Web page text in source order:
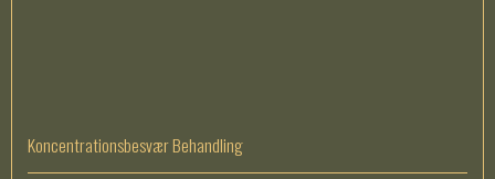
Koncentrationsbesvær Behandling